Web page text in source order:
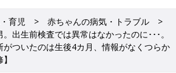
ずっと立ち止まっているわけにはいきま
に、目の前のこと一つ一つに向き合い、
こうと決意しました。翔馬の入院は生後5
育児
赤ちゃんの病気・トラブル
出生前検査では異常はなかったのに･･･。
がついたのは生後4カ月、情報がなくつらか